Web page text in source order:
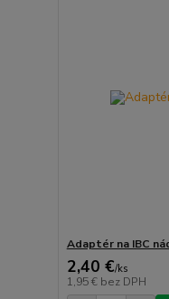
Adaptér na IBC
2,40 €/ks
1,95 € bez DPH